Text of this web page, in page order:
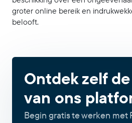
groter online bereik en
belooft.
Ontdek zelf
van ons
Begin gratis te werken met